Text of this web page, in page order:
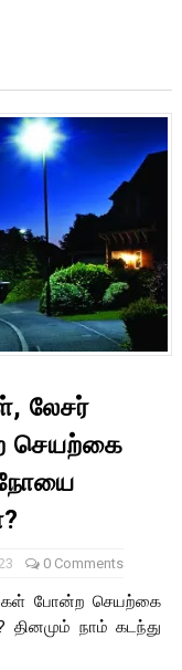
லேசர்
செயற்கை
0 Comments
போன்ற செயற்கை
நாம் கடந்து